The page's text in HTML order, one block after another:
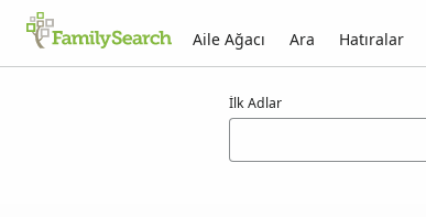
Aile Ağacı Ara Hatıralar
İlk Adlar